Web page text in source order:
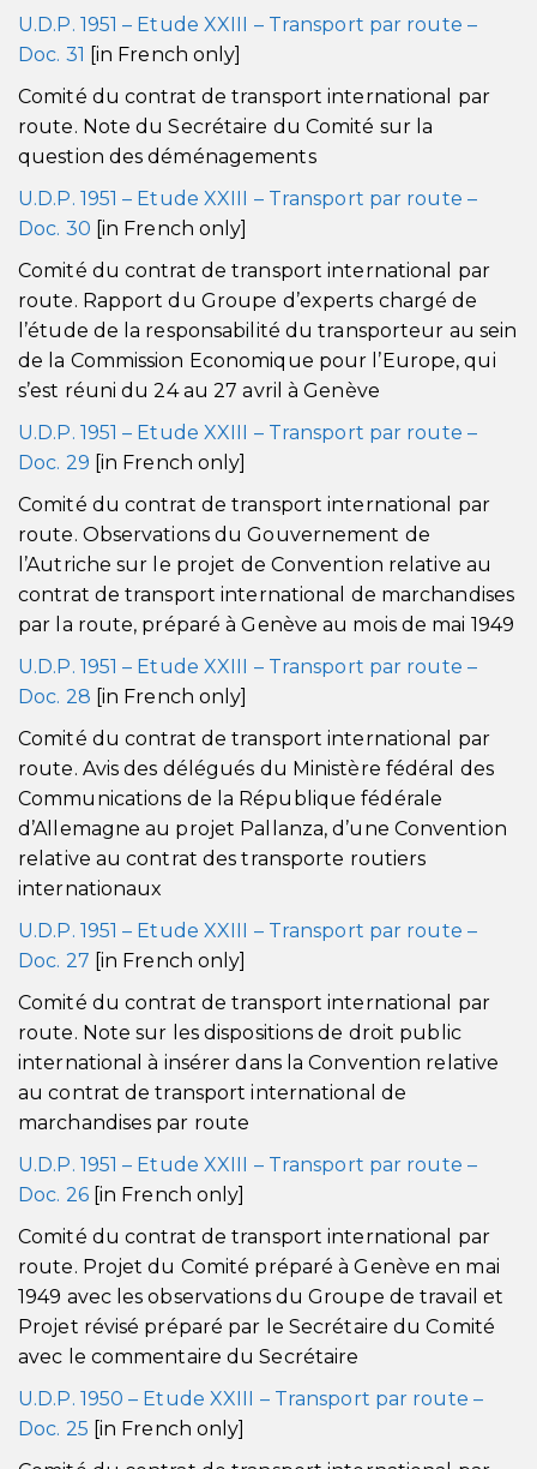
U.D.P. 1951 – Etude XXIII – Transport par route –
Doc. 31 [in French only]
Comité du contrat de transport international par
route. Note du Secrétaire du Comité sur la
question des déménagements
U.D.P. 1951 – Etude XXIII – Transport par route –
Doc. 30 [in French only]
Comité du contrat de transport international par
route. Rapport du Groupe d’experts chargé de
l’étude de la responsabilité du transporteur au sein
de la Commission Economique pour l’Europe, qui
s’est réuni du 24 au 27 avril à Genève
U.D.P. 1951 – Etude XXIII – Transport par route –
Doc. 29 [in French only]
Comité du contrat de transport international par
route. Observations du Gouvernement de
l’Autriche sur le projet de Convention relative au
contrat de transport international de marchandises
par la route, préparé à Genève au mois de mai 1949
U.D.P. 1951 – Etude XXIII – Transport par route –
Doc. 28 [in French only]
Comité du contrat de transport international par
route. Avis des délégués du Ministère fédéral des
Communications de la République fédérale
d’Allemagne au projet Pallanza, d’une Convention
relative au contrat des transporte routiers
internationaux
U.D.P. 1951 – Etude XXIII – Transport par route –
Doc. 27 [in French only]
Comité du contrat de transport international par
route. Note sur les dispositions de droit public
international à insérer dans la Convention relative
au contrat de transport international de
marchandises par route
U.D.P. 1951 – Etude XXIII – Transport par route –
Doc. 26[in French only]
Comité du contrat de transport international par
route. Projet du Comité préparé à Genève en mai
1949 avec les observations du Groupe de travail et
Projet révisé préparé par le Secrétaire du Comité
avec le commentaire du Secrétaire
U.D.P. 1950 – Etude XXIII – Transport par route –
Doc. 25 [in French only]